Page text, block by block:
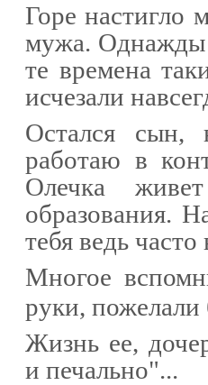
Горе настигло
мужа. Однажды
те времена
исчезали
Остался сын,
работаю в
Олечка
образования.
тебя ведь
Многое
руки, пожела­ли
Жизнь ее,
и печаль­но"...